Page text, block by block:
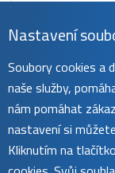
obvykle do 45 dnů
Nastavení
Soubory cookies a
naše služby,
nám pomáhat
nastavení si
Kliknutím na